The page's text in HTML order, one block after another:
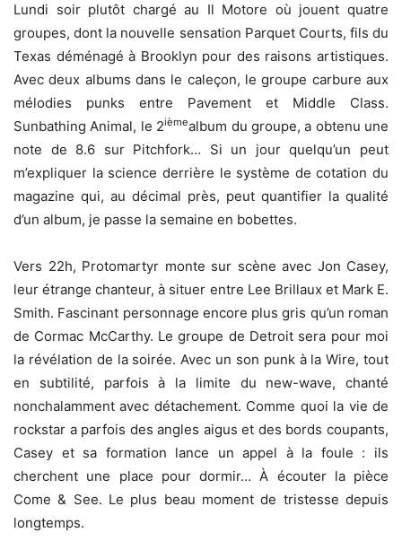
Lundi soir plutôt chargé au Il Motore où jouent quatre
groupes, dont la nouvelle sensation Parquet Courts, fils du
Texas déménagé à Brooklyn pour des raisons artistiques.
Avec deux albums dans le caleçon, le groupe carbure aux
mélodies punks entre Pavement et Middle Class.
Sunbathing Animal, le 2ièmealbum du groupe, a obtenu une
note de 8.6 sur Pitchfork… Si un jour quelqu’un peut
m’expliquer la science derrière le système de cotation du
magazine qui, au décimal près, peut quantifier la qualité
d’un album, je passe la semaine en bobettes.
Vers 22h, Protomartyr monte sur scène avec Jon Casey,
leur étrange chanteur, à situer entre Lee Brillaux et Mark E.
Smith. Fascinant personnage encore plus gris qu’un roman
de Cormac McCarthy. Le groupe de Detroit sera pour moi
la révélation de la soirée. Avec un son punk à la Wire, tout
en subtilité, parfois à la limite du new-wave, chanté
nonchalamment avec détachement. Comme quoi la vie de
rockstar a parfois des angles aigus et des bords coupants,
Casey et sa formation lance un appel à la foule : ils
cherchent une place pour dormir… À écouter la pièce
Come & See. Le plus beau moment de tristesse depuis
longtemps.